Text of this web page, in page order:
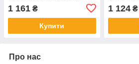
гачками)
1 161 ₴
Купити
1 124₴
Про нас